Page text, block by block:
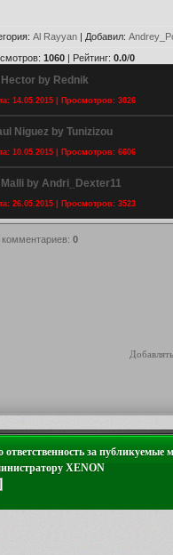
: Al Rayyan | Добавил:
: 1060 | Рейтинг: 0.0/0
by Rednik
14.05.2015 | Просмотров: 3026
Niguez by Tunizizou
10.05.2015 | Просмотров: 6606
Malli by Andri_Dexter11
26.05.2015 | Просмотров: 3523
комментариев: 0
за публикуемые
XENON